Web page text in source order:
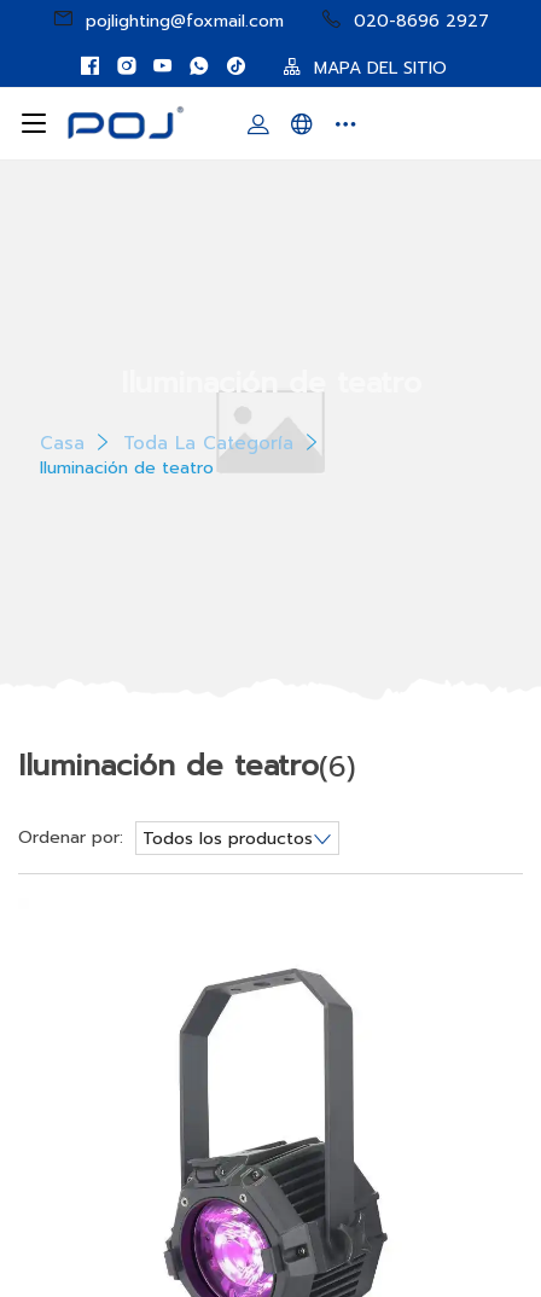
pojlighting@foxmail.com
020-8696 2927
MAPA DEL SITIO
Iluminación de teatro
Casa Toda La Categoría
Iluminación de teatro
Iluminación de teatro(6)
Ordenar por: Todos los productos